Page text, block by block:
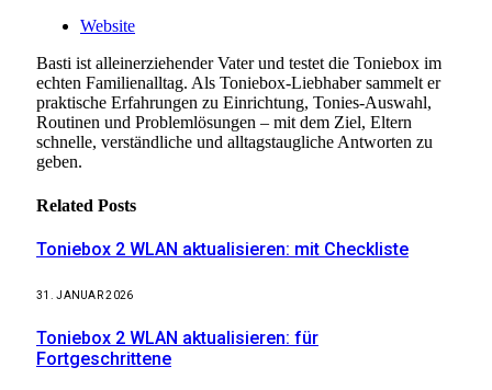
Website
Basti ist alleinerziehender Vater und testet die Toniebox im
echten Familienalltag. Als Toniebox-Liebhaber sammelt er
praktische Erfahrungen zu Einrichtung, Tonies-Auswahl,
Routinen und Problemlösungen – mit dem Ziel, Eltern
schnelle, verständliche und alltagstaugliche Antworten zu
geben.
Related Posts
Toniebox 2 WLAN aktualisieren: mit Checkliste
31. JANUAR 2026
Toniebox 2 WLAN aktualisieren: für
Fortgeschrittene